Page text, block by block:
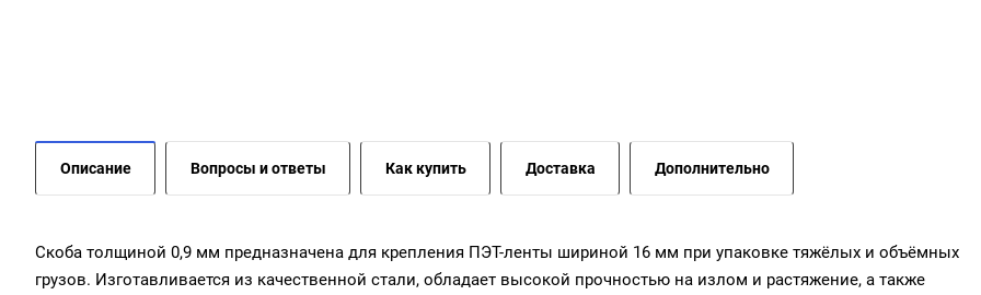
Описание Вопросы и ответы Как купить Доставка Дополнительно
Скоба толщиной 0,9 мм предназначена для крепления ПЭТ-ленты шириной 16 мм при упаковке тяжёлых и объёмных
грузов. Изготавливается из качественной стали, обладает высокой прочностью на излом и растяжение, а также